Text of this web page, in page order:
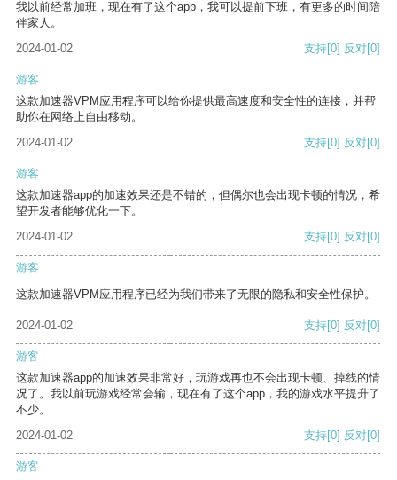
我以前经常加班，现在有了这个app，我可以提前下班，有更多的时间陪
伴家人。
2024-01-02
支持[0] 反对[0]
游客
这款加速器VPM应用程序可以给你提供最高速度和安全性的连接，并帮
助你在网络上自由移动。
2024-01-02
支持[0] 反对[0]
游客
这款加速器app的加速效果还是不错的，但偶尔也会出现卡顿的情况，希
望开发者能够优化一下。
2024-01-02
支持[0] 反对[0]
游客
这款加速器VPM应用程序已经为我们带来了无限的隐私和安全性保护。
2024-01-02 支持[0] 反对[0]
游客
这款加速器app的加速效果非常好，玩游戏再也不会出现卡顿、掉线的情
况了。我以前玩游戏经常会输，现在有了这个app，我的游戏水平提升了
不少。
2024-01-02
支持[0] 反对[0]
游客